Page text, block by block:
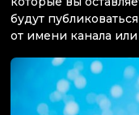
будут
от имени канала